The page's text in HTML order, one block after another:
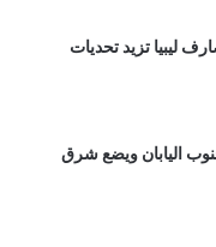
ليبيا تزيد تحديات
اليابان ويضع شرق